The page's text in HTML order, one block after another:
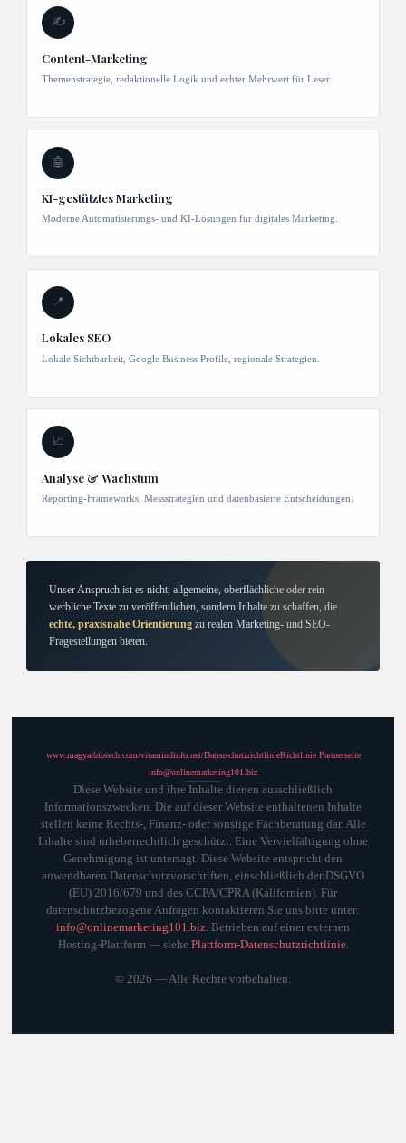
✍️
Content-Marketing
Themenstrategie, redaktionelle Logik und echter Mehrwert für Leser.
🤖
KI-gestütztes Marketing
Moderne Automatisierungs- und KI-Lösungen für digitales Marketing.
📍
Lokales SEO
Lokale Sichtbarkeit, Google Business Profile, regionale Strategien.
📈
Analyse & Wachstum
Reporting-Frameworks, Messstrategien und datenbasierte Entscheidungen.
Unser Anspruch ist es nicht, allgemeine, oberflächliche oder rein
werbliche Texte zu veröffentlichen, sondern Inhalte zu schaffen, die
echte, praxisnahe Orientierung zu realen Marketing- und SEO-
Fragestellungen bieten.
www.magyarbiotech.com/vitamindinfo.net/DatenschutzrichtlinieRichtlinie Partnerseite
info@onlinemarketing101.biz
Diese Website und ihre Inhalte dienen ausschließlich
Informationszwecken. Die auf dieser Website enthaltenen Inhalte
stellen keine Rechts-, Finanz- oder sonstige Fachberatung dar. Alle
Inhalte sind urheberrechtlich geschützt. Eine Vervielfältigung ohne
Genehmigung ist untersagt. Diese Website entspricht den
anwendbaren Datenschutzvorschriften, einschließlich der DSGVO
(EU) 2016/679 und des CCPA/CPRA (Kalifornien). Für
datenschutzbezogene Anfragen kontaktieren Sie uns bitte unter:
info@onlinemarketing101.biz . Betrieben auf einer externen
Hosting-Plattform — siehe Plattform-Datenschutzrichtlinie.
© 2026 — Alle Rechte vorbehalten.